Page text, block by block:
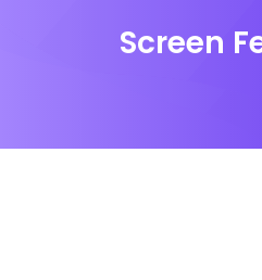
Screen